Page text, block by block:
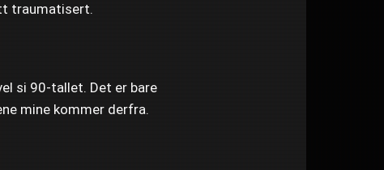
traumatisert.
si 90-tallet. Det er bare
mine kommer derfra.